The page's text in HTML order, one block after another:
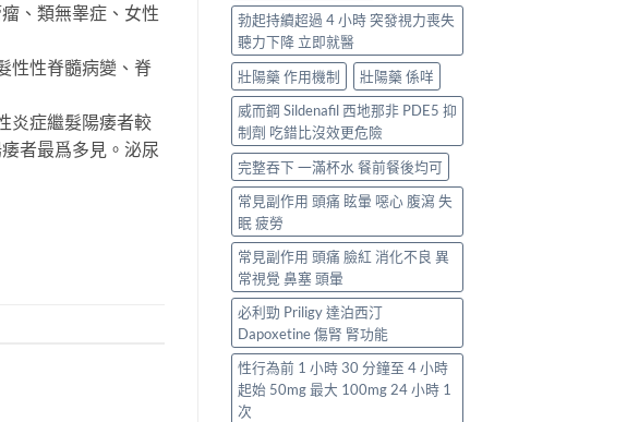
、類無睾症、女性
性性脊髓病變、脊
炎症繼髮陽痿者較
者最爲多見。泌尿
勃起持續超過 4 小時 突發視力喪失
聽力下降 立即就醫
壯陽藥 作用機制
壯陽藥 係咩
威而鋼 Sildenafil 西地那非 PDE5 抑
制劑 吃錯比沒效更危險
完整吞下 一滿杯水 餐前餐後均可
常見副作用 頭痛 眩暈 噁心 腹瀉 失
眠 疲勞
常見副作用 頭痛 臉紅 消化不良 異
常視覺 鼻塞 頭暈
必利勁 Priligy 達泊西汀
Dapoxetine 傷腎 腎功能
性行為前 1 小時 30 分鐘至 4 小時
起始 50mg 最大 100mg 24 小時 1
次